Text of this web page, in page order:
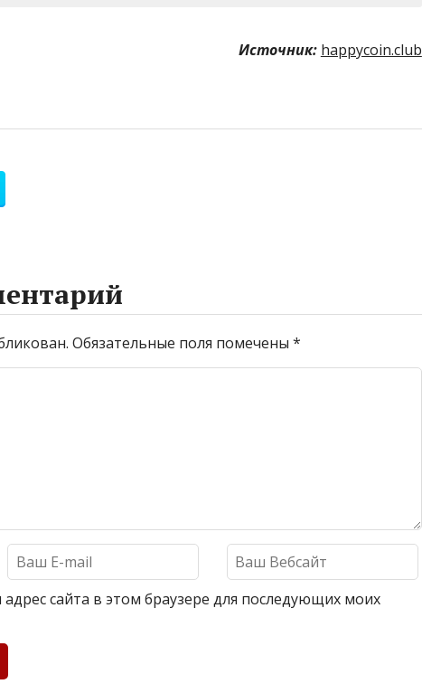
Источник: happycoin.club
Обязательные поля помечены *
сайта в этом браузере для последующих моих